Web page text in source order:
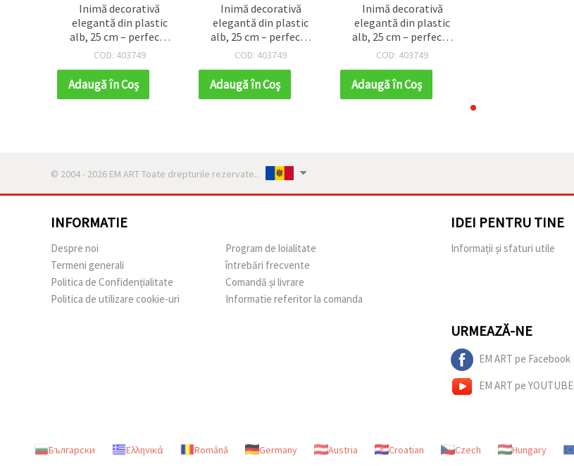
Inimă decorativă
elegantă din plastic
alb, 25 cm – perfectă
pentru nunți, petreceri
& handmade
COD: 403749
Adaugă în Coş
Inimă decorativă
elegantă din plastic
alb, 25 cm – perfectă
pentru nunți, petreceri
& handmade
COD: 403749
Adaugă în Coş
Inimă decorativă
elegantă din plastic
alb, 25 cm – perfectă
pentru nunți, petreceri
& handmade
COD: 403749
Adaugă în Coş
© 2004 - 2026 EM ART Toate drepturile rezervate..
INFORMATIE
Despre noi
Termeni generali
Politica de Confidențialitate
Politica de utilizare cookie-uri
Program de loialitate
întrebări frecvente
Comandă și livrare
Informatie referitor la comanda
IDEI PENTRU TINE
Informații și sfaturi utile
URMEAZĂ-NE
EM ART pe Facebook
EM ART pe YOUTUBE
Български Ελληνικά Română Germany Austria Croatian Czech Hungary